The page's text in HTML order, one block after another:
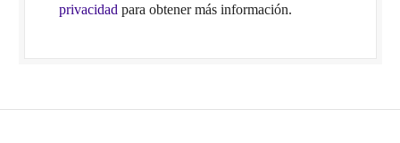
privacidad para obtener más información.